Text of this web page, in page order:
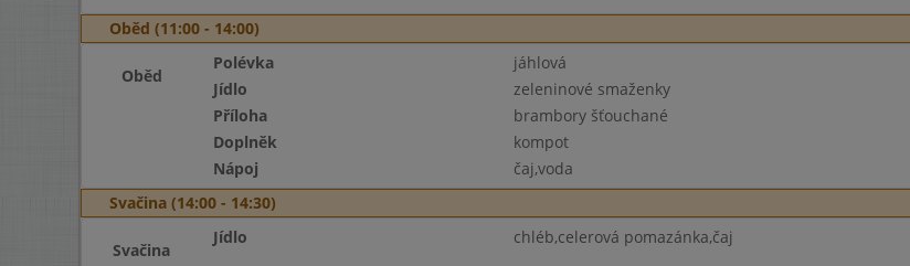
Oběd (11:00 - 14:00)
Oběd
Polévka jáhlová
Jídlo
zeleninové smaženky
Příloha
brambory šťouchané
Doplněk
kompot
Nápoj
čaj,voda
Svačina (14:00 - 14:30)
Svačina
Jídlo chléb,celerová pomazánka,čaj